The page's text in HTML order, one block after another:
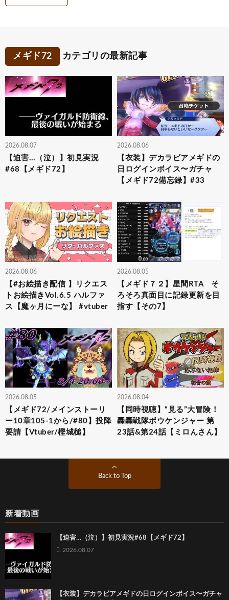
メギド72 カテゴリの最新記事
2026.08.07
【迫害…（泣）】初見実況
#68【メギド72】
2026.08.06
【衣装】デカラビアメギドの
日ログインボイス〜ガチャ
【メギド72備忘録】#33
2026.08.06
【#お絵描き配信 】リクエス
トお絵描きVol.6.5 ハルファ
ス【魔ヶ月にーな】 #vtuber
2026.08.05
【メギド７２】星間RTA そ
ろそろ真面目に記録更新を目
指す【その7】
2026.08.05
【メギド72/メインストーリ
ー10章105-1から/#80】投降
要請【Vtuber/樫城槌】
2026.08.04
【同時視聴】“見る”大冒険！
轟轟戦隊ボウケンジャー 第
23話&第24話【ミロんさん】
Back to Top
新着動画
【迫害…（泣）】初見実況#68【メギド72】
2026.08.07
【衣装】デカラビアメギドの日ログインボイス〜ガチャ